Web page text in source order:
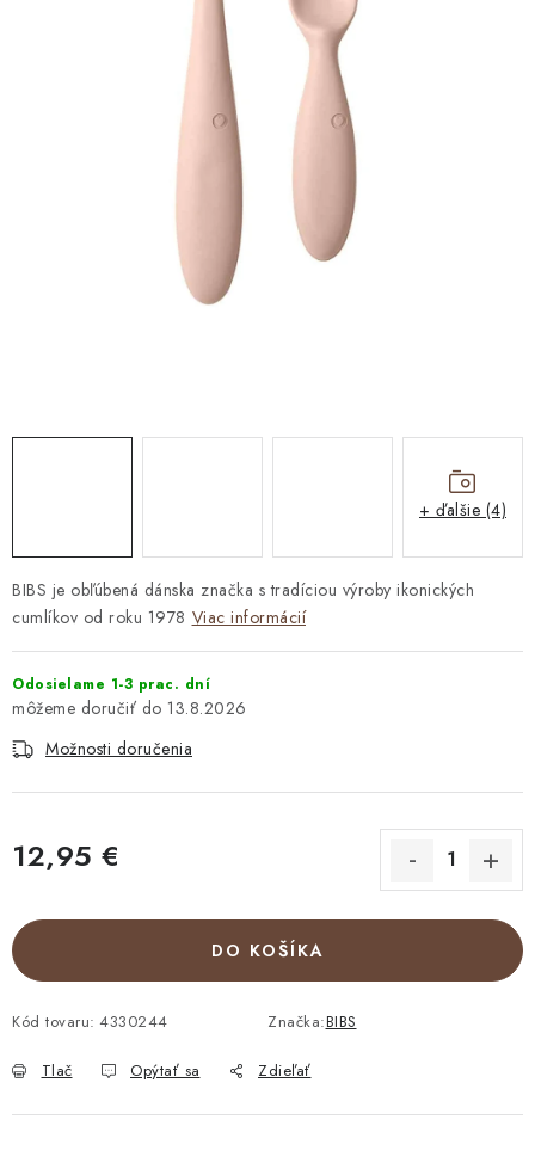
Všeobecné obchodné podmienky
Podmienky ochrany osobných údajov a poučenie o cookies
Reklamačný poriadok
Reklamačný formulár
Moja objednávka
BIBS je obľúbená dánska značka s tradíciou výroby ikonických
cumlíkov od roku 1978 Viac informácií
Odosielame 1-3 prac. dní
13.8.2026
Možnosti doručenia
12,95 €
DO KOŠÍKA
Kód tovaru: 4330244 Značka:BIBS
Tlač Opýtať sa Zdieľať
+ ďalšie (4)